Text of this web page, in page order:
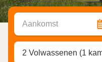
Aankomst
2 Volwassenen (1